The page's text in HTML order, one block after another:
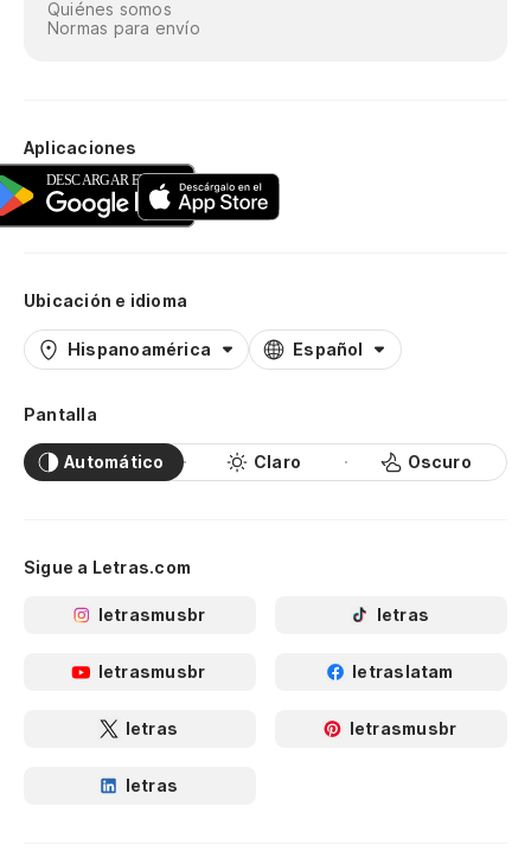
Quiénes somos
Normas para envío
Aplicaciones
Ubicación e idioma
Hispanoamérica Español
Pantalla
Automático Claro Oscuro
Sigue a Letras.com
letrasmusbr letras
letrasmusbr letraslatam
letras letrasmusbr
letras